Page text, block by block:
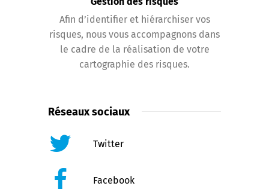
Afin d’identifier et hiérarchiser vos
risques, nous vous accompagnons dans
le cadre de la réalisation de votre
cartographie des risques.
Réseaux sociaux
Twitter
Facebook